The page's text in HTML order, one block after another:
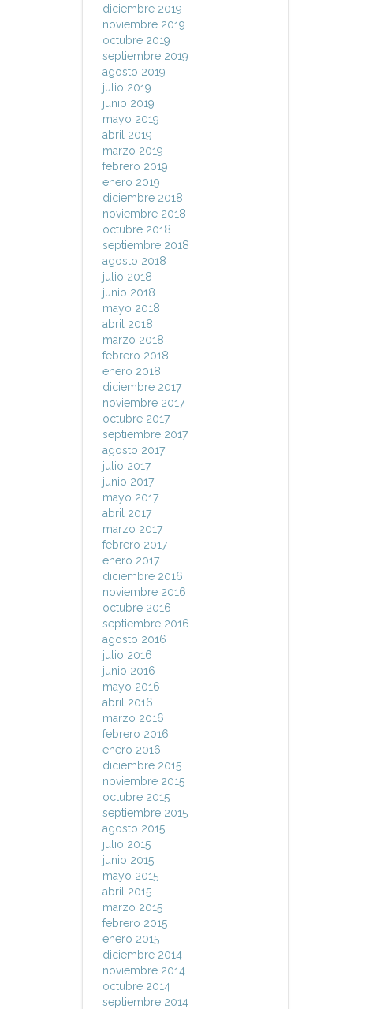
diciembre 2019
noviembre 2019
octubre 2019
septiembre 2019
agosto 2019
julio 2019
junio 2019
mayo 2019
abril 2019
marzo 2019
febrero 2019
enero 2019
diciembre 2018
noviembre 2018
octubre 2018
septiembre 2018
agosto 2018
julio 2018
junio 2018
mayo 2018
abril 2018
marzo 2018
febrero 2018
enero 2018
diciembre 2017
noviembre 2017
octubre 2017
septiembre 2017
agosto 2017
julio 2017
junio 2017
mayo 2017
abril 2017
marzo 2017
febrero 2017
enero 2017
diciembre 2016
noviembre 2016
octubre 2016
septiembre 2016
agosto 2016
julio 2016
junio 2016
mayo 2016
abril 2016
marzo 2016
febrero 2016
enero 2016
diciembre 2015
noviembre 2015
octubre 2015
septiembre 2015
agosto 2015
julio 2015
junio 2015
mayo 2015
abril 2015
marzo 2015
febrero 2015
enero 2015
diciembre 2014
noviembre 2014
octubre 2014
septiembre 2014